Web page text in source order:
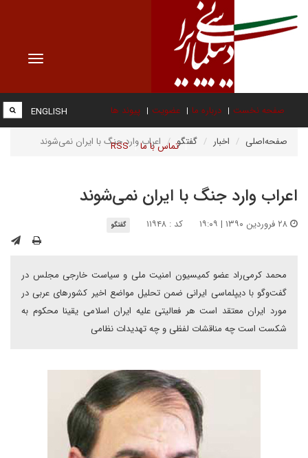
Toggle
صفحه نخست درباره ما عضویت پیوند ها
تماس با ما RSS
ENGLISH
صفحه‌اصلی اخبار گفتگو اعراب وارد جنگ با ایران نمی‌شوند
اعراب وارد جنگ با ایران نمی‌شوند
کد : ۱۱۹۴۸ گفتگو
محمد کرمی‌راد عضو کمیسیون امنیت ملی و سیاست خارجی مجلس در
گفت‌وگو با دیپلماسی ایرانی ضمن تحلیل مواضع اخیر کشورهای عربی در
مورد ایران معتقد است هر فعالیتی علیه ایران اسلامی ‌یقینا محکوم به
شکست است چه مناقشات لفظی و چه تهدیدات نظامی